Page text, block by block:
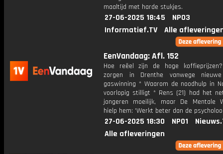
maaltijd met harde stukjes.
27-06-2025 18:45
NPO3
Informatief.TV
Alle
EenVandaag: Afl. 152
Hoe reëel zijn de hoge
zorgen in Drenthe vanwege
gaswinning * Waarom de noodhulp in
voorlopig stilligt * Rens (21) had het
jongeren moeilijk, maar De Mentale
hielp hem: 'Werkt beter dan de
27-06-2025 18:30 NPO1
Alle afleveringen